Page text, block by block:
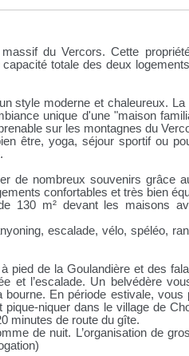
du Vercors. Cette
totale des deux
style moderne et chaleureux. La
unique d'une "maison
sur les montagnes du
être, yoga, séjour sportif ou
de nombreux souvenirs grâce
confortables et très bien
130 m² devant les maisons
escalade, vélo, spéléo,
pied de la Goulandière et des
et l’escalade. Un belvédère
En période estivale, vous
niquer dans le village de
minutes de route du gîte.
de nuit. L’organisation de